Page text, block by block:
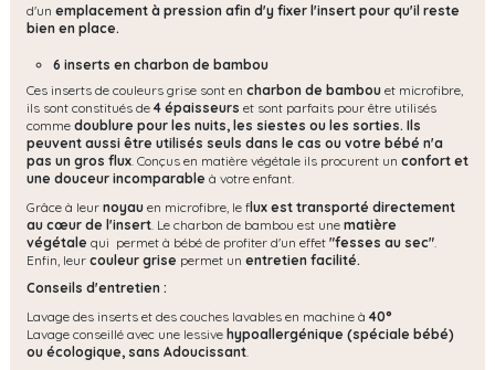
d'un emplacement à pression afin d'y fixer l'insert pour qu'il reste
bien en place.
6 inserts en charbon de bambou
Ces inserts de couleurs grise sont en charbon de bambou et microfibre,
ils sont constitués de 4 épaisseurs et sont parfaits pour être utilisés
comme doublure pour les nuits, les siestes ou les sorties. Ils
peuvent aussi être utilisés seuls dans le cas ou votre bébé n'a
pas un gros flux. Conçus en matière végétale ils procurent un confort et
une douceur incomparable à votre enfant.
Grâce à leur noyau en microfibre, le flux est transporté directement
au cœur de l'insert . Le charbon de bambou est une matière
végétale qui permet à bébé de profiter d'un effet "fesses au sec"
Enfin, leur couleur grise permet un entretien facilité.
Conseils d'entretien :
Lavage des inserts et des couches lavables en machine à 40°
Lavage conseillé avec une lessive hypoallergénique (spéciale bébé)
ou écologique, sans Adoucissant